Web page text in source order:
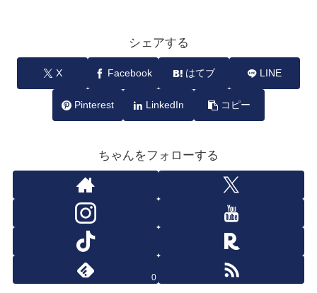
シェアする
X Facebook はてブ LINE
Pinterest LinkedIn コピー
ちゃんをフォローする
0